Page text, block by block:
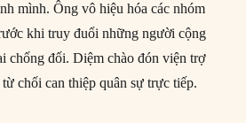
mình. Ông vô hiệu hóa các nhóm
khi truy đuổi những người cộng
chống đối. Diệm chào đón viện trợ
chối can thiệp quân sự trực tiếp.